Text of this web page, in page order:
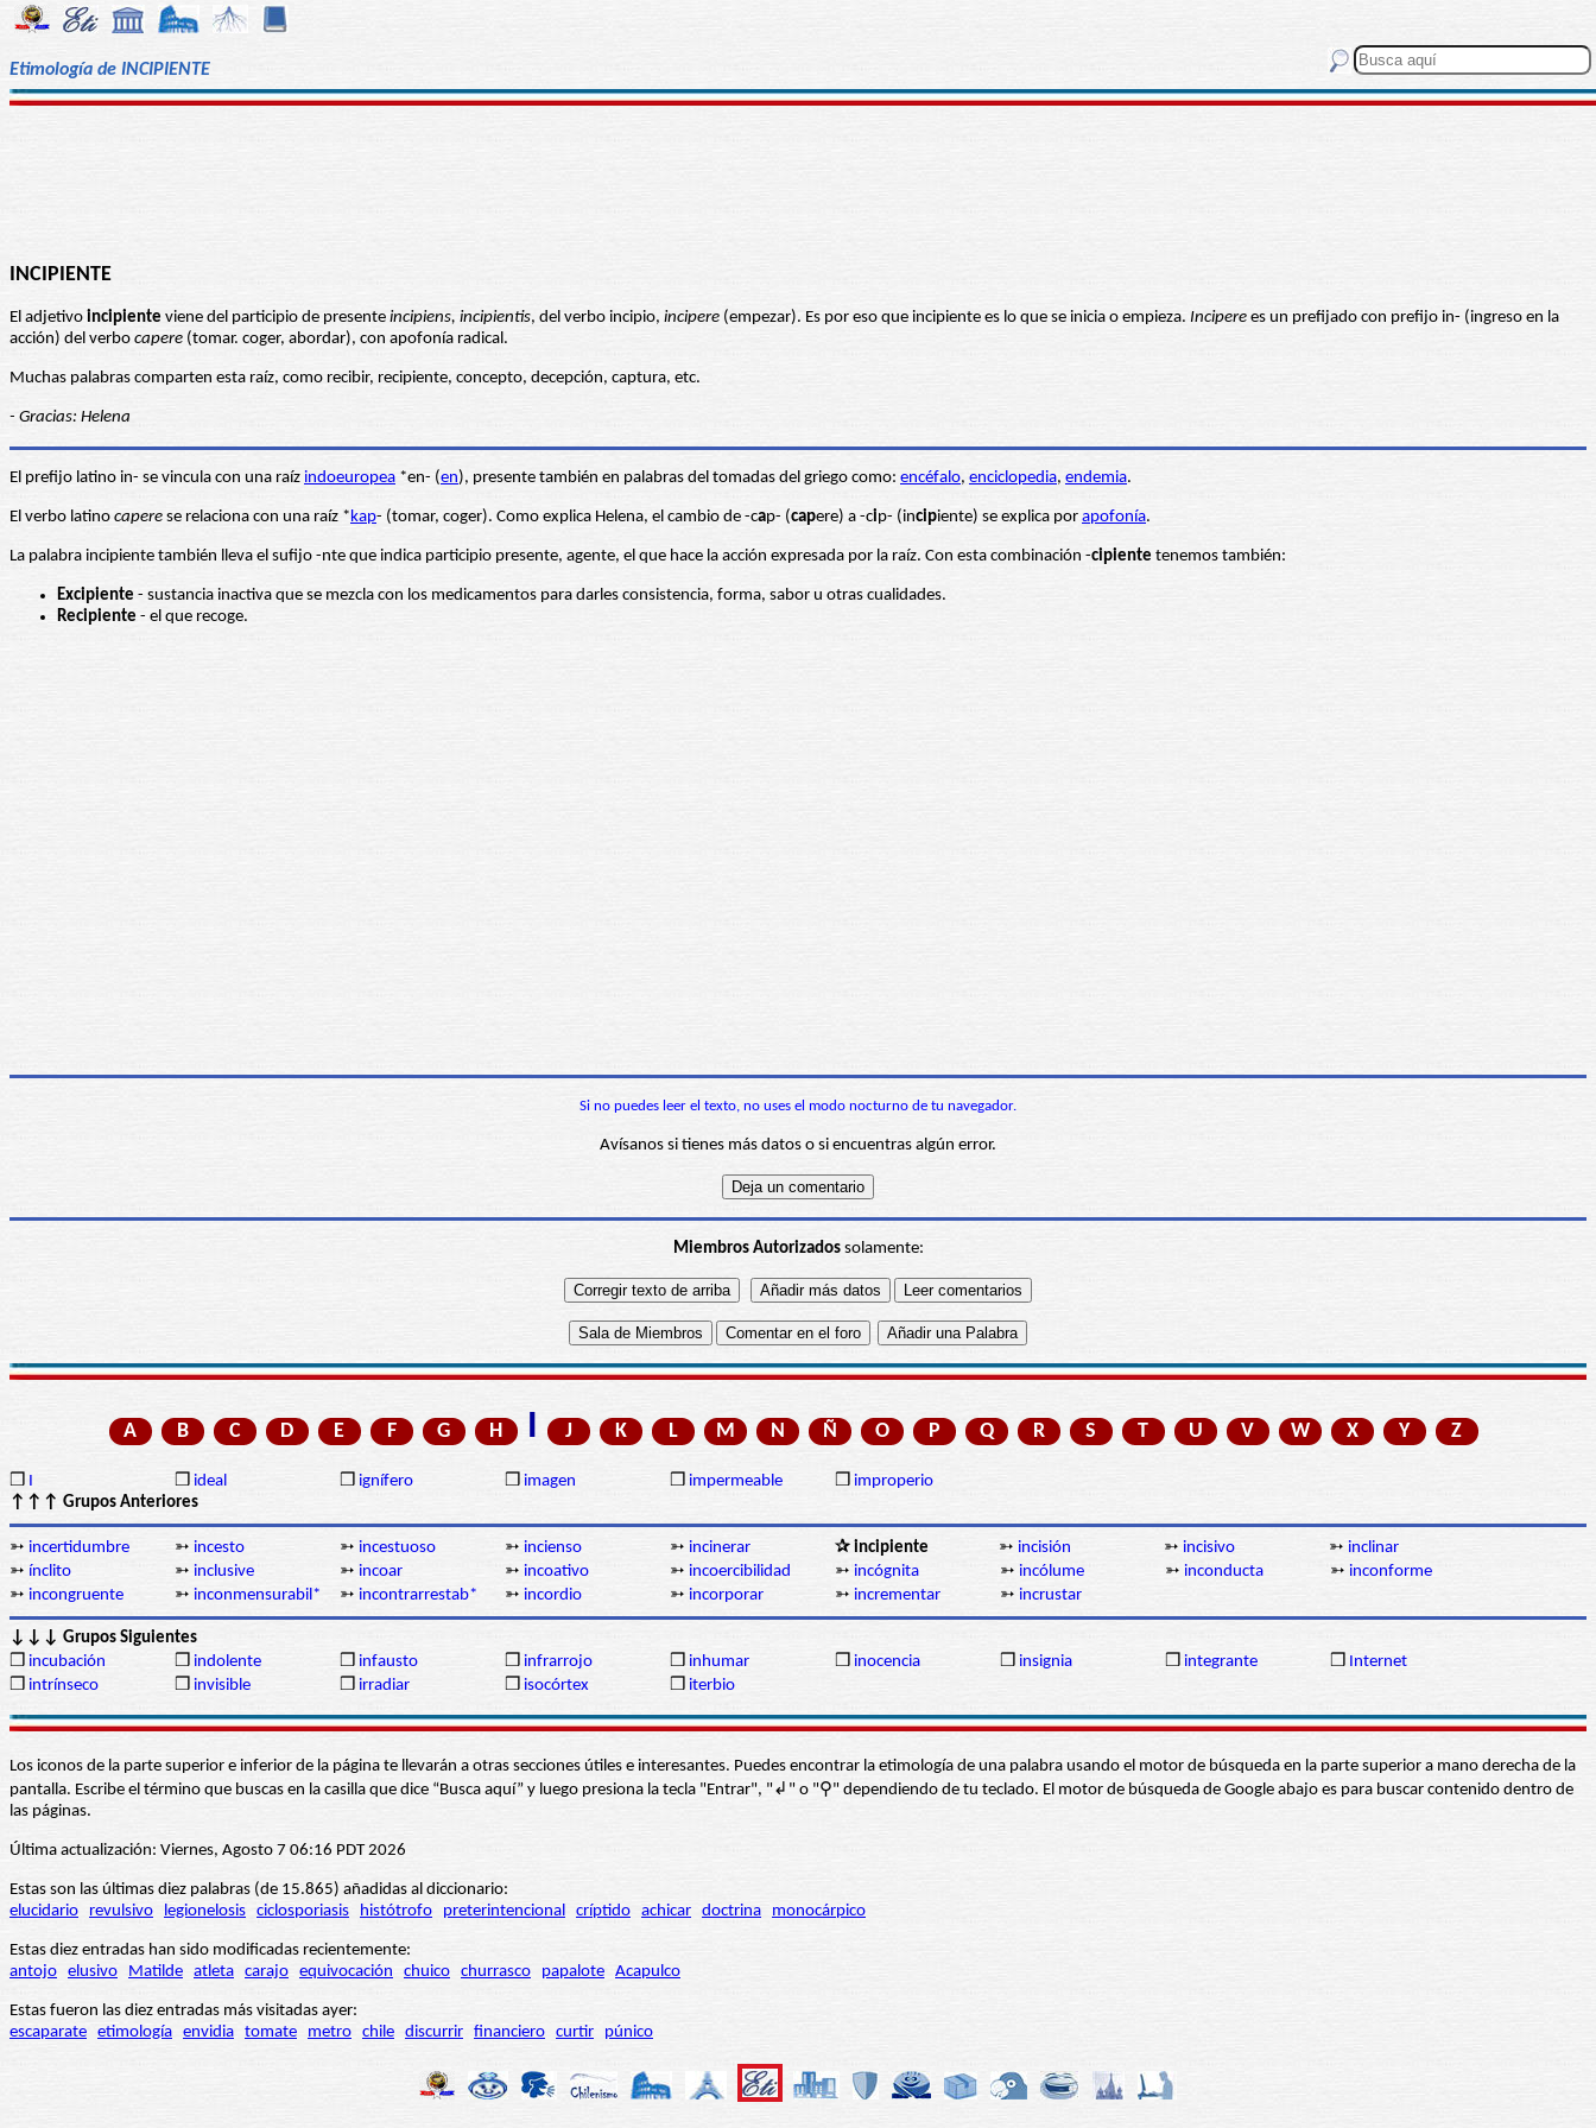
Etimología de INCIPIENTE
INCIPIENTE
El adjetivo incipiente viene del participio de presente incipiens, incipientis, del verbo incipio, incipere (empezar). Es por eso que incipiente es lo que se inicia o empieza. Incipere es un prefijado con prefijo in- (ingreso en la
acción) del verbo capere (tomar. coger, abordar), con apofonía radical.
Muchas palabras comparten esta raíz, como recibir, recipiente, concepto, decepción, captura, etc.
- Gracias: Helena
El prefijo latino in- se vincula con una raíz indoeuropea *en- (en), presente también en palabras del tomadas del griego como: encéfalo, enciclopedia, endemia.
El verbo latino capere se relaciona con una raíz *kap- (tomar, coger). Como explica Helena, el cambio de -cap- (capere) a -cip- (incipiente) se explica por apofonía.
La palabra incipiente también lleva el sufijo -nte que indica participio presente, agente, el que hace la acción expresada por la raíz. Con esta combinación -cipiente tenemos también:
Excipiente - sustancia inactiva que se mezcla con los medicamentos para darles consistencia, forma, sabor u otras cualidades.
Recipiente - el que recoge.
Si no puedes leer el texto, no uses el modo nocturno de tu navegador.
Avísanos si tienes más datos o si encuentras algún error.
Miembros Autorizadossolamente:
A B C D E F G H I J K L M N Ñ O P Q R S T U V W X Y Z
❒ I ❒ ideal ❒ ignífero ❒ imagen ❒ impermeable ❒ improperio
↑↑↑ Grupos Anteriores
➳ incertidumbre ➳ incesto ➳ incestuoso ➳ incienso ➳ incinerar ✰ incipiente ➳ incisión ➳ incisivo ➳ inclinar
➳ ínclito ➳ inclusive ➳ incoar ➳ incoativo ➳ incoercibilidad ➳ incógnita ➳ incólume ➳ inconducta ➳ inconforme
➳ incongruente ➳ inconmensurabil* ➳ incontrarrestab* ➳ incordio ➳ incorporar ➳ incrementar ➳ incrustar
↓↓↓ Grupos Siguientes
❒ incubación ❒ indolente ❒ infausto ❒ infrarrojo ❒ inhumar ❒ inocencia ❒ insignia ❒ integrante ❒ Internet
❒ intrínseco ❒ invisible ❒ irradiar ❒ isocórtex ❒ iterbio
Los iconos de la parte superior e inferior de la página te llevarán a otras secciones útiles e interesantes. Puedes encontrar la etimología de una palabra usando el motor de búsqueda en la parte superior a mano derecha de la
pantalla. Escribe el término que buscas en la casilla que dice “Busca aquí” y luego presiona la tecla "Entrar", "↲" o "⚲" dependiendo de tu teclado. El motor de búsqueda de Google abajo es para buscar contenido dentro de
las páginas.
Última actualización: Viernes, Agosto 7 06:16 PDT 2026
Estas son las últimas diez palabras (de 15.865) añadidas al diccionario:
elucidario
revulsivo legionelosis ciclosporiasis histótrofo preterintencional críptido achicar doctrina monocárpico
Estas diez entradas han sido modificadas recientemente:
antojo elusivo Matilde atleta carajo equivocación chuico churrasco papalote Acapulco
Estas fueron las diez entradas más visitadas ayer:
escaparate etimología envidia tomate metro chile discurrir financiero curtir púnico